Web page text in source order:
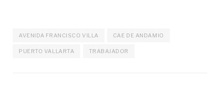
AVENIDA FRANCISCO VILLA CAE DE ANDAMIO
PUERTO VALLARTA TRABAJADOR